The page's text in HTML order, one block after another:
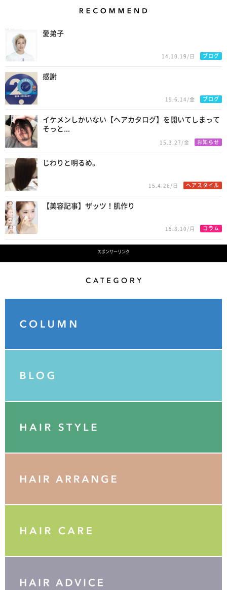
愛弟子
14.10.19/日 ブログ
感謝
19.6.14/金 ブログ
イケメンしかいない【ヘアカタログ】を開いてしまって
そっと...
15.3.27/金 お知らせ
じわりと明るめ。
15.4.26/日 ヘアスタイル
【美容記事】ザッツ！肌作り
15.8.10/月 コラム
スポンサーリンク